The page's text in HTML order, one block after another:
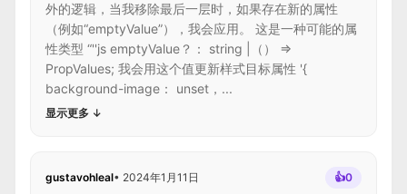
外的逻辑，当我移除最后一层时，如果存在新的属性
（例如“emptyValue”），我会应用。 这是一种可能的属
性类型 “''js emptyValue？： string |（） =>
PropValues; 我会用这个值更新样式目标属性 '{
background-image： unset，...
显示更多 ↓
gustavohleal• 2024年1月11日 👍0